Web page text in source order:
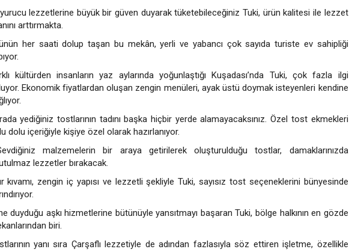
lezzetlerine büyük bir güven duyarak tüketebileceğiniz Tuki, ürün kalitesi ile lezzet
arttırmakta.
her saati dolup taşan bu mekân, yerli ve yabancı çok sayıda turiste ev sahipliği
kültürden insanların yaz aylarında yoğunlaştığı Kuşadası’nda Tuki, çok fazla ilgi
Ekonomik fiyatlardan oluşan zengin menüleri, ayak üstü doymak isteyenleri kendine
yediğiniz tostlarının tadını başka hiçbir yerde alamayacaksınız. Özel tost ekmekleri
dolu içeriğiyle kişiye özel olarak hazırlanıyor.
malzemelerin bir araya getirilerek oluşturulduğu tostlar, damaklarınızda
lezzetler bırakacak.
kıvamı, zengin iç yapısı ve lezzetli şekliyle Tuki, sayısız tost seçeneklerini bünyesinde
duyduğu aşkı hizmetlerine bütünüyle yansıtmayı başaran Tuki, bölge halkının en gözde
biri.
yanı sıra Çarşaflı lezzetiyle de adından fazlasıyla söz ettiren işletme, özellikle